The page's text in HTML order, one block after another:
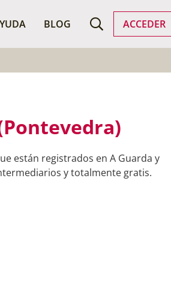
BLOG ACCEDER
PROFESIONALES
están registrados en A Guarda y
y totalmente gratis.